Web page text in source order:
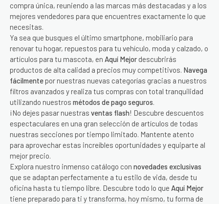
compra única, reuniendo a las marcas más destacadas y a los
mejores vendedores para que encuentres exactamente lo que
necesitas.
Ya sea que busques el último smartphone, mobiliario para
renovar tu hogar, repuestos para tu vehículo, moda y calzado, o
artículos para tu mascota, en Aquí Mejor descubrirás
productos de alta calidad a precios muy competitivos. Navega
fácilmente por nuestras nuevas categorías gracias a nuestros
filtros avanzados y realiza tus compras con total tranquilidad
utilizando nuestros métodos de pago seguros.
¡No dejes pasar nuestras ventas flash! Descubre descuentos
espectaculares en una gran selección de artículos de todas
nuestras secciones por tiempo limitado. Mantente atento
para aprovechar estas increíbles oportunidades y equiparte al
mejor precio.
Explora nuestro inmenso catálogo con novedades exclusivas
que se adaptan perfectamente a tu estilo de vida, desde tu
oficina hasta tu tiempo libre. Descubre todo lo que Aquí Mejor
tiene preparado para ti y transforma, hoy mismo, tu forma de